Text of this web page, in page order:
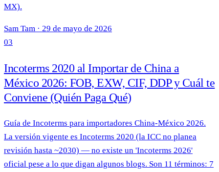
MX).
Sam Tam · 29 de mayo de 2026
03
Incoterms 2020 al Importar de China a
México 2026: FOB, EXW, CIF, DDP y Cuál te
Conviene (Quién Paga Qué)
Guía de Incoterms para importadores China-México 2026.
La versión vigente es Incoterms 2020 (la ICC no planea
revisión hasta ~2030) — no existe un 'Incoterms 2026'
oficial pese a lo que digan algunos blogs. Son 11 términos: 7